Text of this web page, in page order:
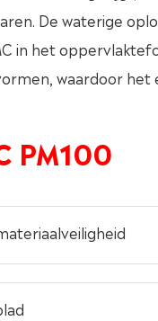
De waterige
in het
waardoor
PM100